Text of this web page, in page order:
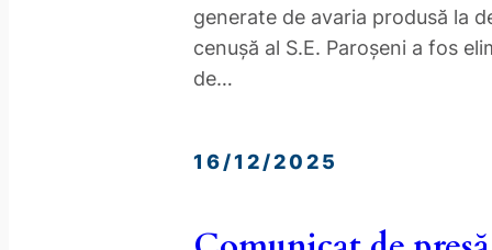
generate de avaria produsă la
cenușă al S.E. Paroșeni a fos
de…
16/12/2025